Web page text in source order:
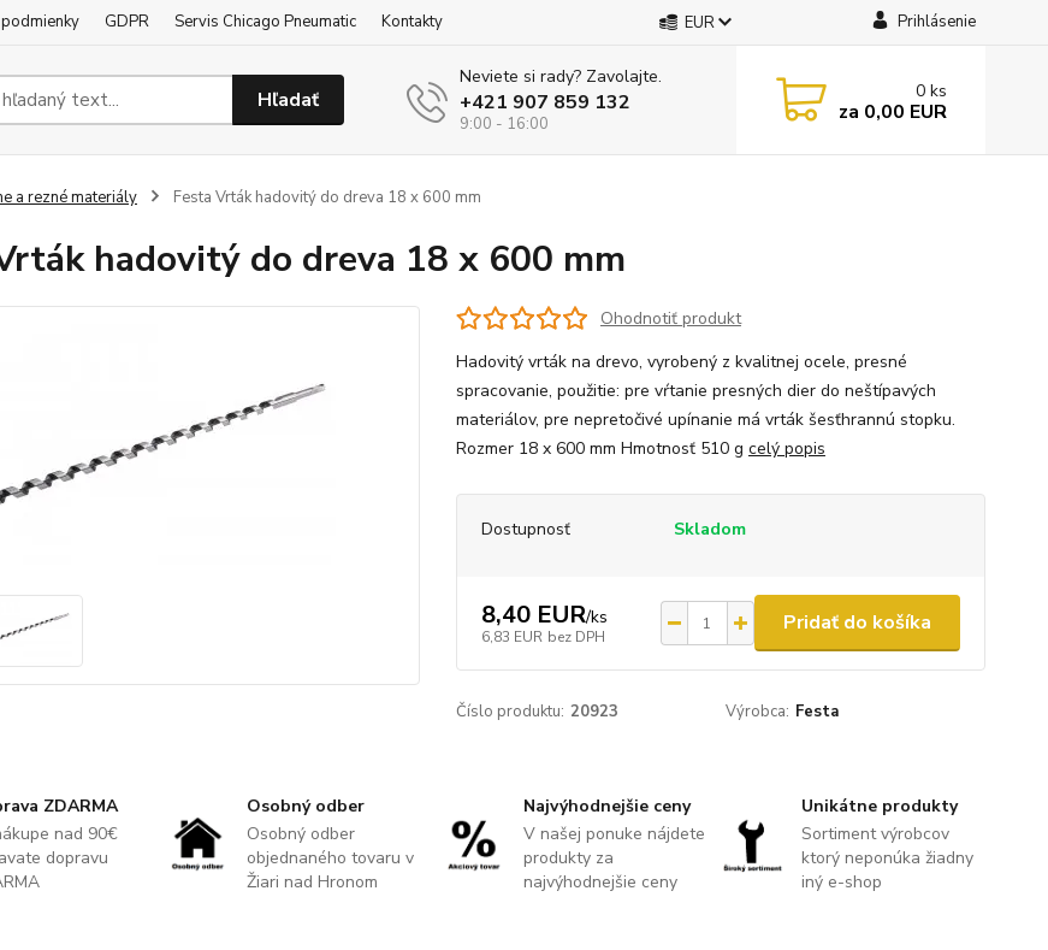
GDPR Servis Chicago Pneumatic Kontakty EUR Prihlásenie
Hľadať
Neviete si rady? Zavolajte.
+421 907 859 132
9:00 - 16:00
0 ks
za 0,00 EUR
a rezné materiály Festa Vrták hadovitý do dreva 18 x 600 mm
hadovitý do dreva 18 x 600 mm
Ohodnotiť produkt
Hadovitý vrták na drevo, vyrobený z kvalitnej ocele, presné
spracovanie, použitie: pre vŕtanie presných dier do neštípavých
materiálov, pre nepretočivé upínanie má vrták šesťhrannú stopku.
Rozmer 18 x 600 mm Hmotnosť 510 g celý popis
Dostupnosť Skladom
8,40 EUR/ks
6,83 EUR bez DPH
Pridať do košíka
Číslo produktu: 20923 Výrobca: Festa
ZDARMA
nad 90€
dopravu
Osobný odber
Osobný odber
objednaného tovaru v
Žiari nad Hronom
Najvýhodnejšie ceny
V našej ponuke nájdete
produkty za
najvýhodnejšie ceny
Unikátne produkty
Sortiment výrobcov
ktorý neponúka žiadny
iný e-shop